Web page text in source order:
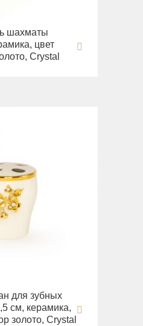
шахматы
цвет
Crystal
для зубных
см, керамика,
золото, Crystal